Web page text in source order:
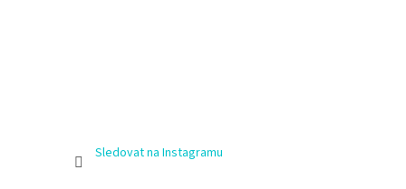
Sledovat na Instagramu